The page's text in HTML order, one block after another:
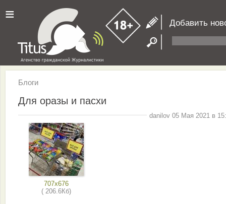
≡ Добавить
Блоги
Для оразы и пасхи
danilov 05 Мая 2021 в
707x676
( 206.6Кб)